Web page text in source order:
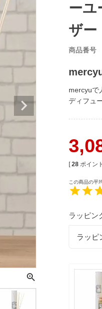
ー
ザー
商品番号
mercyuで
ディフュ
[ 28 ポイン
ラッピン